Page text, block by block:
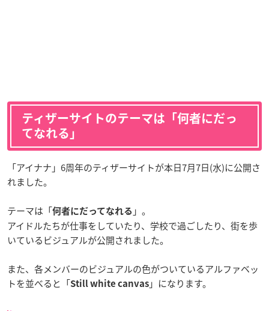
ティザーサイトのテーマは「何者にだっ
てなれる」
「アイナナ」6周年のティザーサイトが本日7月7日(水)に公開さ
れました。
テーマは「何者にだってなれる 」。
アイドルたちが仕事をしていたり、学校で過ごしたり、街を歩
いているビジュアルが公開されました。
また、各メンバーのビジュアルの色がついているアルファベッ
トを並べると「Still white canvas 」になります。